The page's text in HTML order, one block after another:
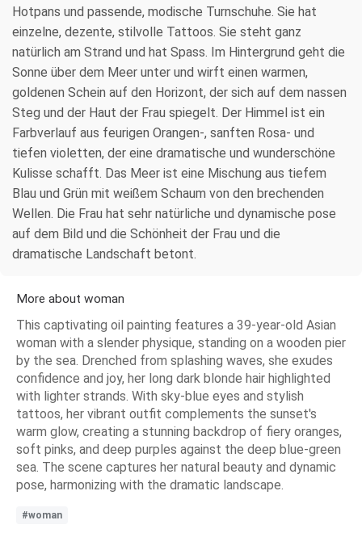
Hotpans und passende, modische Turnschuhe. Sie hat
einzelne, dezente, stilvolle Tattoos. Sie steht ganz
natürlich am Strand und hat Spass. Im Hintergrund geht die
Sonne über dem Meer unter und wirft einen warmen,
goldenen Schein auf den Horizont, der sich auf dem nassen
Steg und der Haut der Frau spiegelt. Der Himmel ist ein
Farbverlauf aus feurigen Orangen-, sanften Rosa- und
tiefen violetten, der eine dramatische und wunderschöne
Kulisse schafft. Das Meer ist eine Mischung aus tiefem
Blau und Grün mit weißem Schaum von den brechenden
Wellen. Die Frau hat sehr natürliche und dynamische pose
auf dem Bild und die Schönheit der Frau und die
dramatische Landschaft betont.
More about woman
This captivating oil painting features a 39-year-old Asian
woman with a slender physique, standing on a wooden pier
by the sea. Drenched from splashing waves, she exudes
confidence and joy, her long dark blonde hair highlighted
with lighter strands. With sky-blue eyes and stylish
tattoos, her vibrant outfit complements the sunset's
warm glow, creating a stunning backdrop of fiery oranges,
soft pinks, and deep purples against the deep blue-green
sea. The scene captures her natural beauty and dynamic
pose, harmonizing with the dramatic landscape.
#woman